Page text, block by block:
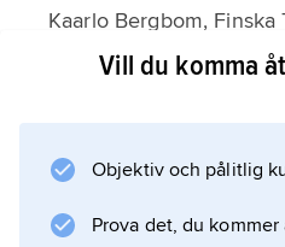
Kaarlo Bergbom, Finska
Finska Nationalteatern,
(Shakespeare, Molière,
internationell modern
Vill du komma
Objektiv och pålitlig
Prova det, du